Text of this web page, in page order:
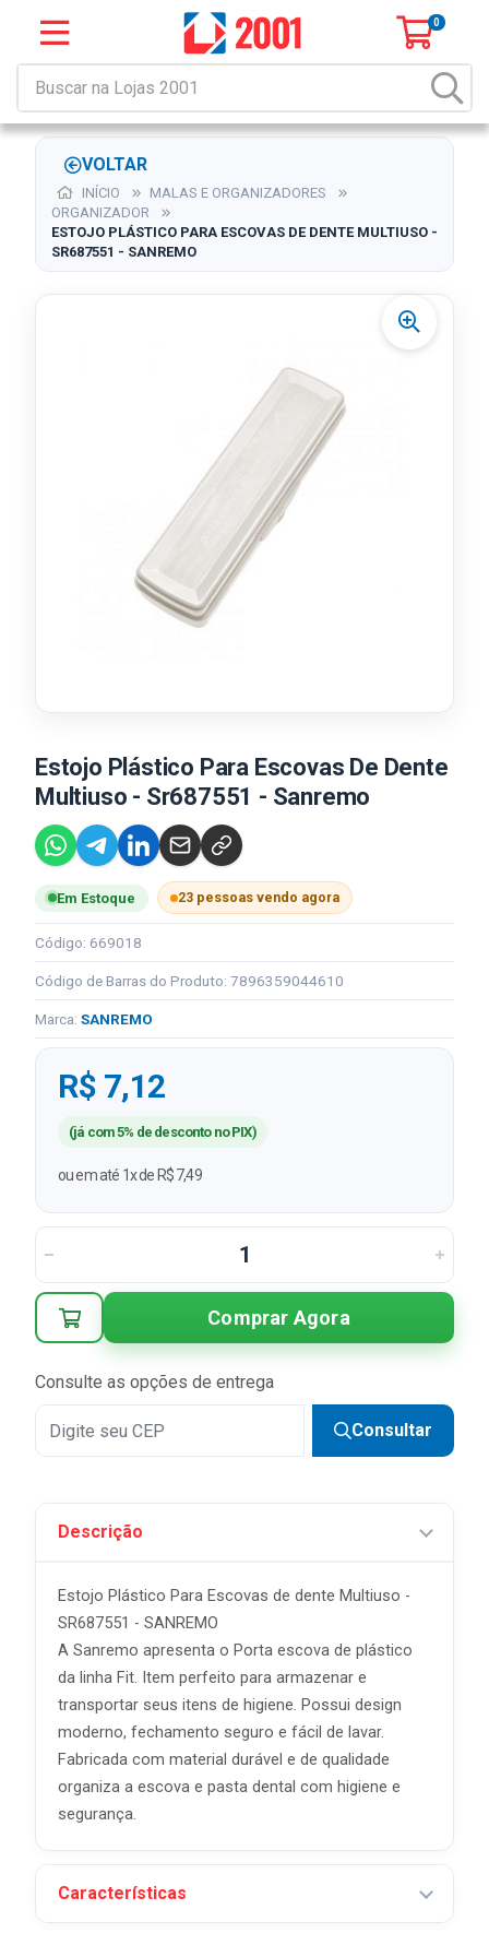
0
VOLTAR
INÍCIO
MALAS E ORGANIZADORES
ORGANIZADOR
ESTOJO PLÁSTICO PARA ESCOVAS DE DENTE MULTIUSO -
SR687551 - SANREMO
Estojo Plástico Para Escovas De Dente
Multiuso - Sr687551 - Sanremo
Em Estoque 23 pessoas vendo agora
Código: 669018
Código de Barras do Produto: 7896359044610
Marca: SANREMO
R$ 7,12
(já com 5% de desconto no PIX)
ou em até 1x de R$ 7,49
Comprar Agora
Consulte as opções de entrega
Consultar
Descrição
Estojo Plástico Para Escovas de dente Multiuso -
SR687551 - SANREMO
A Sanremo apresenta o Porta escova de plástico
da linha Fit. Item perfeito para armazenar e
transportar seus itens de higiene. Possui design
moderno, fechamento seguro e fácil de lavar.
Fabricada com material durável e de qualidade
organiza a escova e pasta dental com higiene e
segurança.
Características